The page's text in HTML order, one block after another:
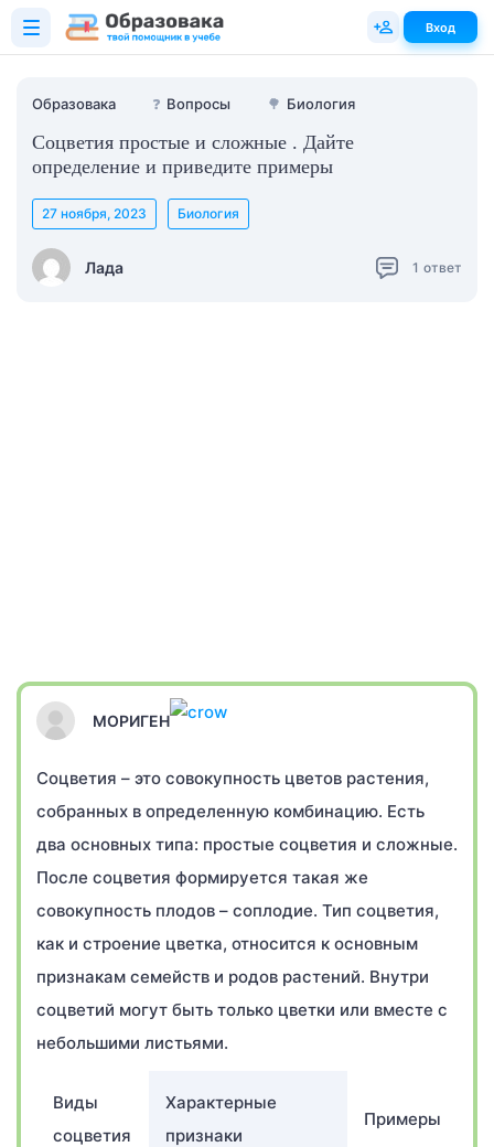
Образовака ❓ Вопросы 🌳 Биология
Соцветия простые и сложные . Дайте
определение и приведите примеры
Лада
27 ноября, 2023 Биология
1 ответ
МОРИГЕН
Соцветия – это совокупность цветов растения,
собранных в определенную комбинацию. Есть
два основных типа: простые соцветия и сложные.
После соцветия формируется такая же
совокупность плодов – соплодие. Тип соцветия,
как и строение цветка, относится к основным
признакам семейств и родов растений. Внутри
соцветий могут быть только цветки или вместе с
небольшими листьями.
Виды
соцветия
Характерные
признаки
Примеры
Вход